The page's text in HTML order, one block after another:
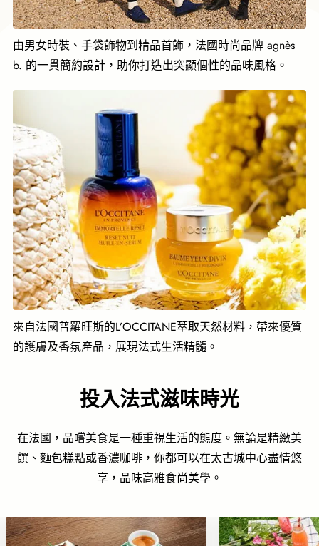
由男女時裝、手袋飾物到精品首飾，法國時尚品牌 agnès
b. 的一貫簡約設計，助你打造出突顯個性的品味風格。
來自法國普羅旺斯的L’OCCITANE萃取天然材料，帶來優質
的護膚及香氛產品，展現法式生活精髓。
投入法式滋味時光
在法國，品嚐美食是一種重視生活的態度。無論是精緻美
饌、麵包糕點或香濃咖啡，你都可以在太古城中心盡情悠
享，品味高雅食尚美學。